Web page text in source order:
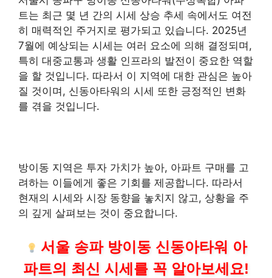
트는 최근 몇 년 간의 시세 상승 추세 속에서도 여전
히 매력적인 주거지로 평가되고 있습니다. 2025년
7월에 예상되는 시세는 여러 요소에 의해 결정되며,
특히 대중교통과 생활 인프라의 발전이 중요한 역할
을 할 것입니다. 따라서 이 지역에 대한 관심은 높아
질 것이며, 신동아타워의 시세 또한 긍정적인 변화
를 겪을 것입니다.
방이동 지역은 투자 가치가 높아, 아파트 구매를 고
려하는 이들에게 좋은 기회를 제공합니다. 따라서
현재의 시세와 시장 동향을 놓치지 않고, 상황을 주
의 깊게 살펴보는 것이 중요합니다.
서울 송파 방이동 신동아타워 아
파트의 최신 시세를 꼭 알아보세요!